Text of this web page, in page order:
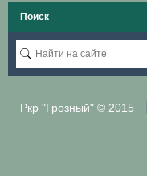
Поиск
Ркр "Грозный"© 2015